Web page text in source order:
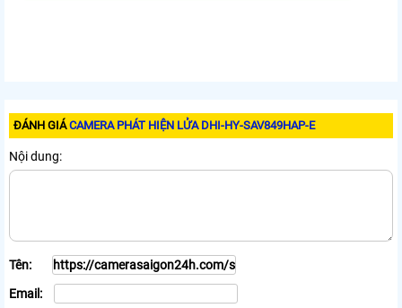
ĐÁNH GIÁCAMERA PHÁT HIỆN LỬA DHI-HY-SAV849HAP-E
Nội dung:
Tên:
Email: